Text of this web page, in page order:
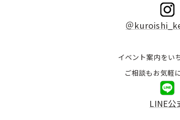
＠
イベント案内をい
ご相談もお気軽
LINE公